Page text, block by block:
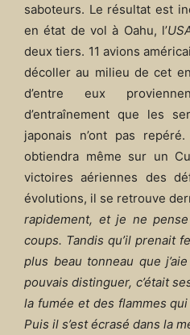
saboteurs. Le résultat est
en état de vol à Oahu, l’
deux tiers. 11 avions
décoller au milieu de cet
d’entre eux
d’entraînement que les
japonais n’ont pas
obtiendra même sur un
victoires aériennes des
évolutions, il se retrouve
rapidement, et je ne
coups. Tandis qu’il prenait
plus beau tonneau que
pouvais distinguer, c’était
la fumée et des flammes
Puis il s’est écrasé dans la